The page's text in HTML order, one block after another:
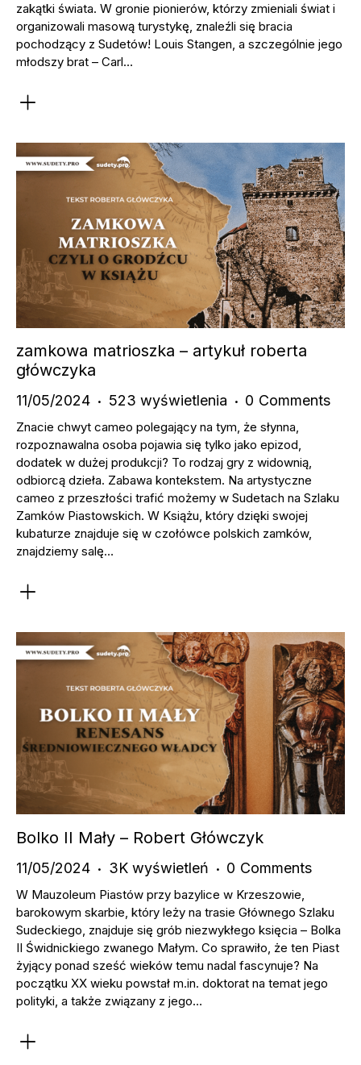
zakątki świata. W gronie pionierów, którzy zmieniali świat i
organizowali masową turystykę, znaleźli się bracia
pochodzący z Sudetów! Louis Stangen, a szczególnie jego
młodszy brat – Carl…
zamkowa matrioszka – artykuł roberta
główczyka
11/05/2024 523 wyświetlenia 0 Comments
Znacie chwyt cameo polegający na tym, że słynna,
rozpoznawalna osoba pojawia się tylko jako epizod,
dodatek w dużej produkcji? To rodzaj gry z widownią,
odbiorcą dzieła. Zabawa kontekstem. Na artystyczne
cameo z przeszłości trafić możemy w Sudetach na Szlaku
Zamków Piastowskich. W Książu, który dzięki swojej
kubaturze znajduje się w czołówce polskich zamków,
znajdziemy salę…
Bolko II Mały – Robert Główczyk
11/05/2024 3K wyświetleń 0 Comments
W Mauzoleum Piastów przy bazylice w Krzeszowie,
barokowym skarbie, który leży na trasie Głównego Szlaku
Sudeckiego, znajduje się grób niezwykłego księcia – Bolka
II Świdnickiego zwanego Małym. Co sprawiło, że ten Piast
żyjący ponad sześć wieków temu nadal fascynuje? Na
początku XX wieku powstał m.in. doktorat na temat jego
polityki, a także związany z jego…